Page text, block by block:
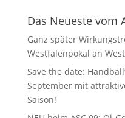
Das Neueste vom
Ganz später
Westfalenpokal an
Save the date:
September mit
Saison!